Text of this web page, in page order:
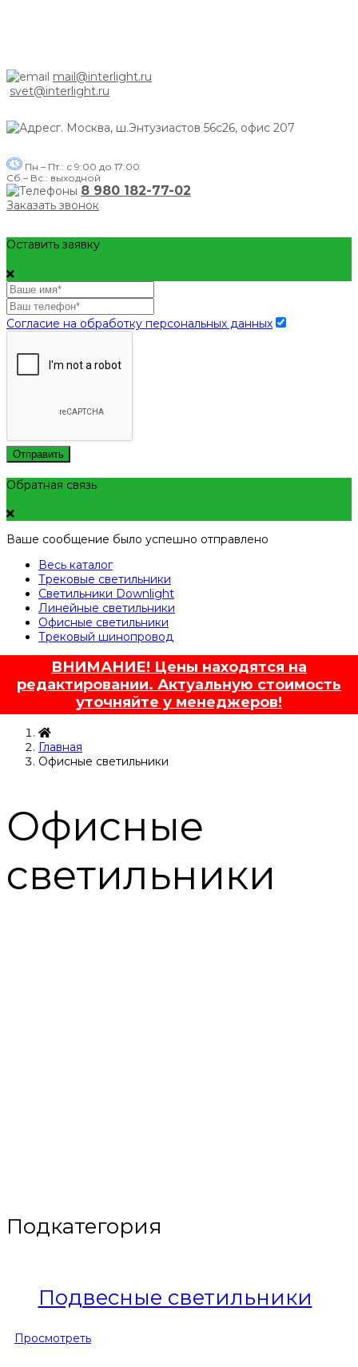
mail@interlight.ru
svet@interlight.ru
г. Москва, ш.Энтузиастов 56с26, офис 207
Пн.– Пт.: с 9:00 до 17:00
Сб.– Вс.: выходной
8 980 182-77-02
Заказать звонок
Оставить заявку
Согласие на обработку персональных данных
Отправить
Обратная связь
Ваше сообщение было успешно отправлено
Весь каталог
Трековые светильники
Светильники Downlight
Линейные светильники
Офисные светильники
Трековый шинопровод
ВНИМАНИЕ! Цены находятся на
редактировании. Актуальную стоимость
уточняйте у менеджеров!
Главная
Офисные светильники
Офисные
светильники
Подкатегория
Подвесные светильники
Просмотреть